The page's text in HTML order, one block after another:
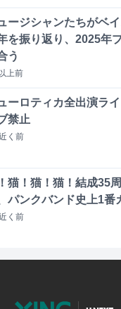
ージシャンたちがベ
を振り返り、2025年
う
上前
ーロティカ全出演ラ
禁止
く 前
猫！猫！猫！結成35
パンクバンド史上1番
く 前